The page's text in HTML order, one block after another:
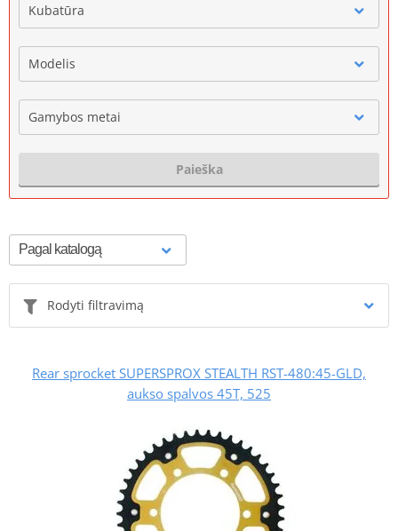
Kubatūra
Modelis
Gamybos metai
Paieška
Rodyti filtravimą
Rear sprocket SUPERSPROX STEALTH RST-480:45-GLD,
aukso spalvos 45T, 525